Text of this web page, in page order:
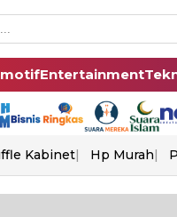
Entertainment
Kabinet Hp Murah